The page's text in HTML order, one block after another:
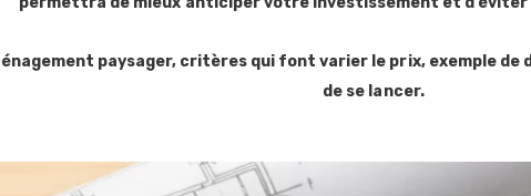
paysager, critères qui font varier le prix, exemple
de se lancer.